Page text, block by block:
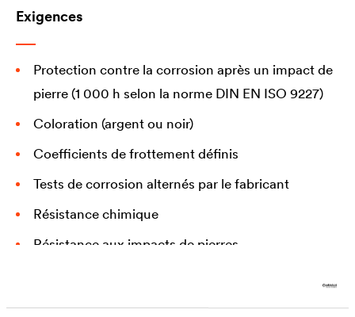
Exigences
Protection contre la corrosion après un impact de
pierre (1 000 h selon la norme DIN EN ISO 9227)
Coloration (argent ou noir)
Coefficients de frottement définis
Tests de corrosion alternés par le fabricant
Résistance chimique
Résistance aux impacts de pierres